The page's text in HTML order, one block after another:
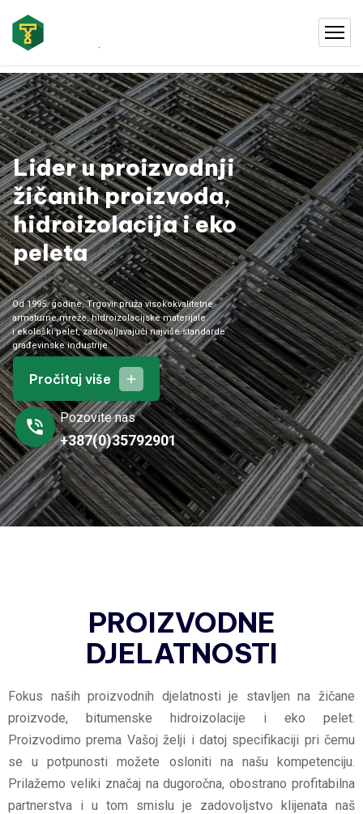
Lider u proizvodnji
žičanih proizvoda,
hidroizolacija i eko
peleta​
Od 1995. godine, Trgovir pruža visokokvalitetne
armaturne mreže, hidroizolacijske materijale
i ekološki pelet, zadovoljavajući najviše standarde
građevinske industrije.
Pročitaj više add
phone_in_talk Pozovite nas
+387(0)35792901
PROIZVODNE
DJELATNOSTI
Fokus naših proizvodnih djelatnosti je stavljen na žičane
proizvode, bitumenske hidroizolacije i eko pelet.
Proizvodimo prema Vašoj želji i datoj specifikaciji pri čemu
se u potpunosti možete osloniti na našu kompetenciju.
Prilažemo veliki značaj na dugoročna, obostrano profitabilna
partnerstva i u tom smislu je zadovoljstvo klijenata naš